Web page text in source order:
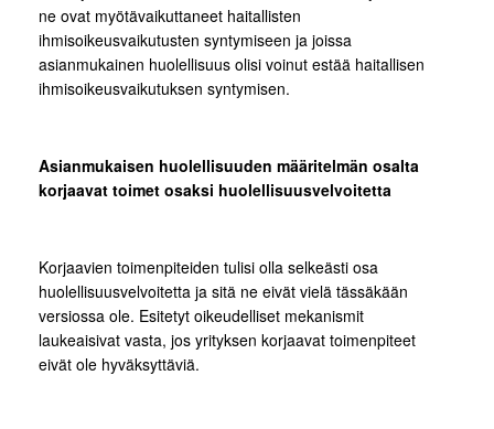
ne ovat myötävaikuttaneet haitallisten
ihmisoikeusvaikutusten syntymiseen ja joissa
asianmukainen huolellisuus olisi voinut estää haitallisen
ihmisoikeusvaikutuksen syntymisen.
Asianmukaisen huolellisuuden määritelmän osalta
korjaavat toimet osaksi huolellisuusvelvoitetta
Korjaavien toimenpiteiden tulisi olla selkeästi osa
huolellisuusvelvoitetta ja sitä ne eivät vielä tässäkään
versiossa ole. Esitetyt oikeudelliset mekanismit
laukeaisivat vasta, jos yrityksen korjaavat toimenpiteet
eivät ole hyväksyttäviä.